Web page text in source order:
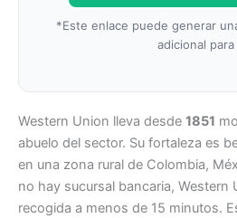
*Este enlace puede generar
adicional
Western Union lleva desde 1851
abuelo del sector. Su fortaleza es
en una zona rural de Colombia,
no hay sucursal bancaria, Western
recogida a menos de 15 minutos.